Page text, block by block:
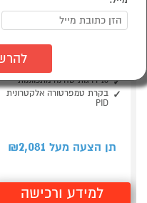
מכונת קפה טוחנת דגם
18 דרגות טחינה מתכווננות
בקרת טמפרטורה אלקטרונית
PID
תן הצעה מעל ₪ 2,081
למידע ורכישה